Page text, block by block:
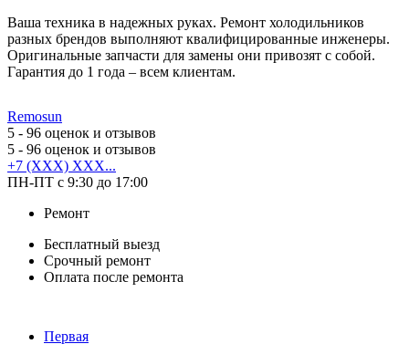
Ваша техника в надежных руках. Ремонт холодильников
разных брендов выполняют квалифицированные инженеры.
Оригинальные запчасти для замены они привозят с собой.
Гарантия до 1 года – всем клиентам.
Remosun
5 - 96 оценок и отзывов
5 - 96 оценок и отзывов
+7 (XXX) XXX...
ПН-ПТ с 9:30 до 17:00
Ремонт
Бесплатный выезд
Срочный ремонт
Оплата после ремонта
Первая